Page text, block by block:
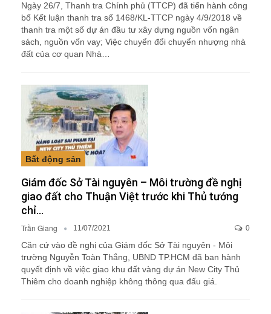
Ngày 26/7, Thanh tra Chính phủ (TTCP) đã tiến hành công
bố Kết luận thanh tra số 1468/KL-TTCP ngày 4/9/2018 về
thanh tra một số dự án đầu tư xây dựng nguồn vốn ngân
sách, nguồn vốn vay; Việc chuyển đổi chuyển nhượng nhà
đất của cơ quan Nhà…
Bất động sản
Giám đốc Sở Tài nguyên – Môi trường đề nghị
giao đất cho Thuận Việt trước khi Thủ tướng
chỉ…
Trần Giang 11/07/2021 0
Căn cứ vào đề nghị của Giám đốc Sở Tài nguyên - Môi
trường Nguyễn Toàn Thắng, UBND TP.HCM đã ban hành
quyết định về việc giao khu đất vàng dự án New City Thủ
Thiêm cho doanh nghiệp không thông qua đấu giá.